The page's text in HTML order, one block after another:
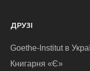
ДРУЗІ
Goethe-Institut в
Книгарня «Є»